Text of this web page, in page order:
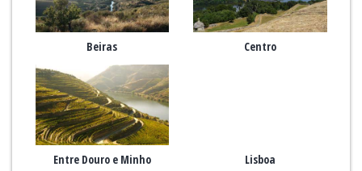
Beiras Centro
Entre Douro e Minho Lisboa